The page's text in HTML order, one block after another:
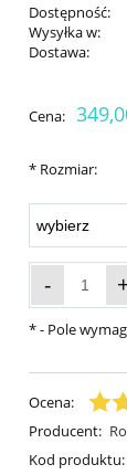
Dostępność:
Wysyłka w:
Dostawa:
Cena nie
Cena:
* Rozmiar:
-
*- Pole
Ocena:
Producent:
Kod produktu: